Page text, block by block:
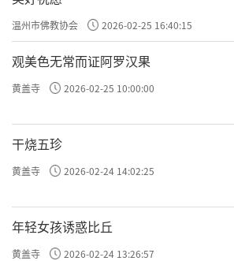
温州市佛教协会 2026-02-25 16:40:15
观美色无常而证阿罗汉果
黄盖寺 2026-02-25 10:00:00
干烧五珍
黄盖寺 2026-02-24 14:02:25
年轻女孩诱惑比丘
黄盖寺 2026-02-24 13:26:57